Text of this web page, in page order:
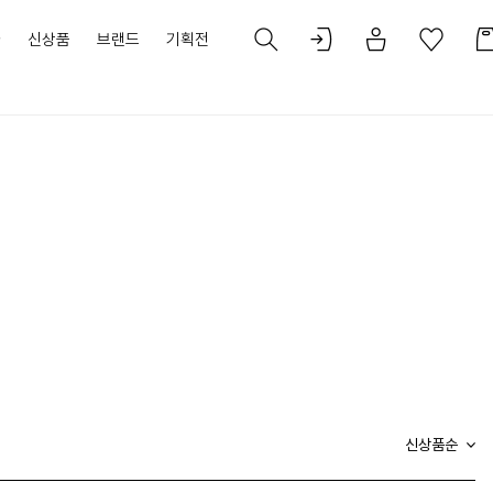
신상품 브랜드 기획전
신상품순